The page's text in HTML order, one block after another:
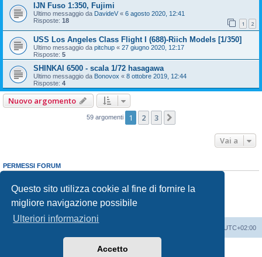
Questo sito utilizza cookie al fine di fornire la
migliore navigazione possibile
Ulteriori informazioni
Accetto
IJN Fuso 1:350, Fujimi
Ultimo messaggio da DavideV « 6 agosto 2020, 12:41
Risposte: 18 1 2
USS Los Angeles Class Flight I (688)-Riich Models [1/350]
Ultimo messaggio da pitchup « 27 giugno 2020, 12:17
Risposte: 5
SHINKAI 6500 - scala 1/72 hasagawa
Ultimo messaggio da Bonovox « 8 ottobre 2019, 12:44
Risposte: 4
Nuovo argomento
59 argomenti 1 2 3
Vai a
PERMESSI FORUM
Non puoi
rispondere negli argomenti
Non puoimodificare i tuoi messaggi
Non puoicancellare i tuoi messaggi
Non puoi
inviare allegati
UTC+02:00
phpBB® Forum Software © phpBB Limited